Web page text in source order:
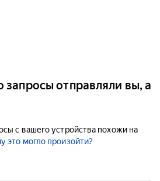
запросы отправляли вы, а
с вашего устройства похожи на
это могло произойти?